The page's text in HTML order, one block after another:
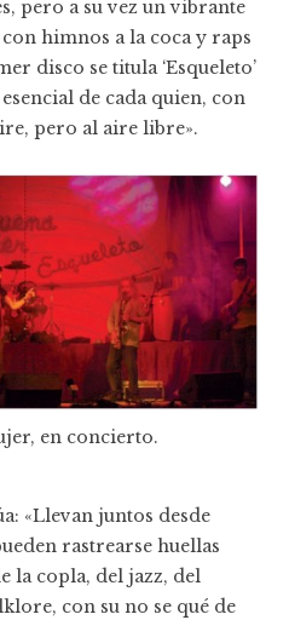
pero a su vez un vibrante
himnos a la coca y raps
disco se titula ‘Esqueleto’
de cada quien, con
pero al aire libre».
en concierto.
«Llevan juntos desde
rastrearse huellas
la copla, del jazz, del
con su no se qué de